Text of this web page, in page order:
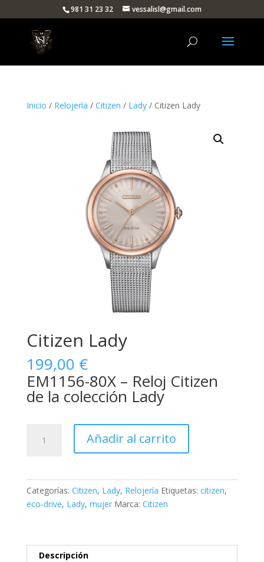
981 31 23 32 vessalisl@gmail.com
Inicio / Relojería / Citizen / Lady/ Citizen Lady
Citizen Lady
199,00 €
EM1156-80X – Reloj Citizen
de la colección Lady
Añadir al carrito
Categorías: Citizen, Lady, Relojería Etiquetas: citizen,
eco-drive, Lady, mujer Marca: Citizen
Descripción